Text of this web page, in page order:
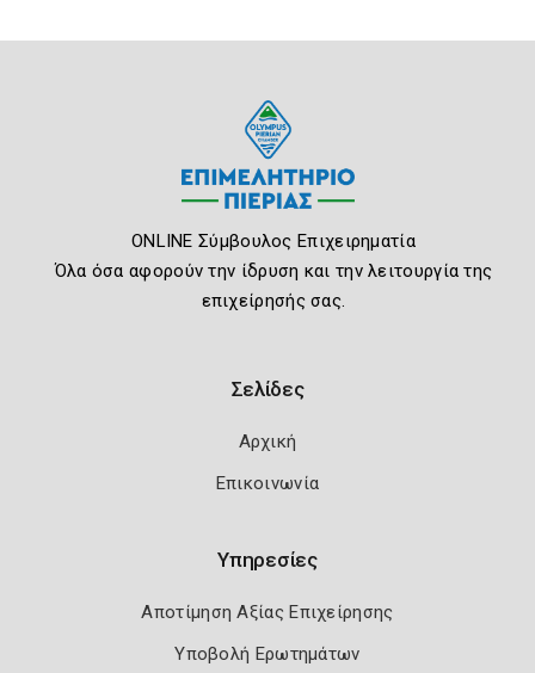
ONLINE Σύμβουλος Επιχειρηματία
Όλα όσα αφορούν την ίδρυση και την λειτουργία της
επιχείρησής σας.
Σελίδες
Αρχική
Επικοινωνία
Υπηρεσίες
Αποτίμηση Αξίας Επιχείρησης
Υποβολή Ερωτημάτων